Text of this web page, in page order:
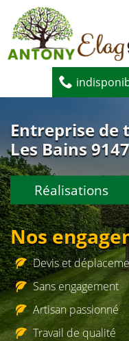
Entreprise de
Les Bains
Réalisations
Nos
Devis et
Sans engagement
Artisan passionné
Travail de qualité